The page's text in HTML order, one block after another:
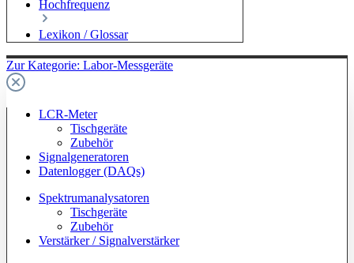
Hochfrequenz
Lexikon / Glossar
Zur Kategorie: Labor-Messgeräte
LCR-Meter
Tischgeräte
Zubehör
Signalgeneratoren
Datenlogger (DAQs)
Spektrumanalysatoren
Tischgeräte
Zubehör
Verstärker / Signalverstärker